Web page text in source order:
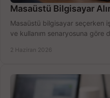
Masaüstü Bilgisayar
Masaüstü bilgisayar seçerken
ve kullanım senaryosuna göre
2 Haziran 2026